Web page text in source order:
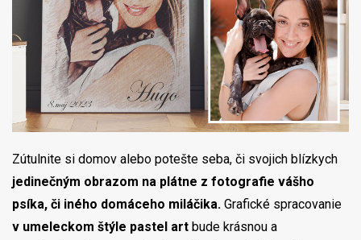
Zútulnite si domov alebo potešte seba, či svojich blízkych
jedinečným obrazom na plátne z fotografie vášho
psíka, či iného domáceho miláčika. Grafické spracovanie
v umeleckom štýle pastel art bude krásnou a